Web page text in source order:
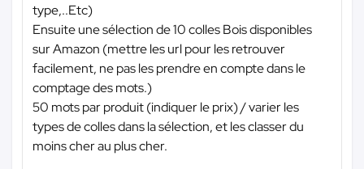
type,..Etc)
Ensuite une sélection de 10 colles Bois disponibles
sur Amazon (mettre les url pour les retrouver
facilement, ne pas les prendre en compte dans le
comptage des mots.)
50 mots par produit (indiquer le prix) / varier les
types de colles dans la sélection, et les classer du
moins cher au plus cher.